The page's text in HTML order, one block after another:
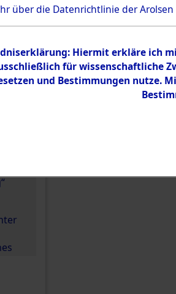
über die Datenrichtlinie der Arolsen
Hiermit erkläre ich
für wissenschaftliche
und Bestimmungen nutze.